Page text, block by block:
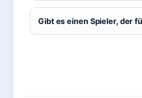
Gibt es einen Spieler, der